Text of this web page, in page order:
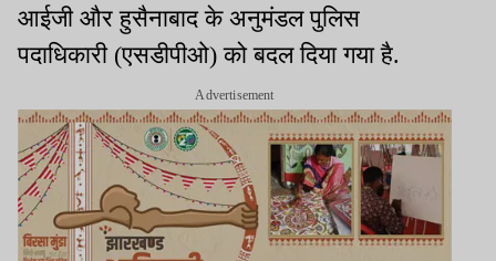
आईजी और हुसैनाबाद के अनुमंडल पुलिस
पदाधिकारी (एसडीपीओ) को बदल दिया गया है.
Advertisement